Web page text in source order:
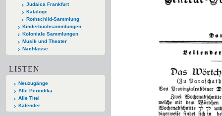
Judaica Frankfurt
Kataloge
Rothschild-Sammlung
Kinderbuchsammlungen
Koloniale Sammlungen
Musik und Theater
Nachlässe
LISTEN
Neuzugänge
Alle Periodika
Alle Titel
Kalender